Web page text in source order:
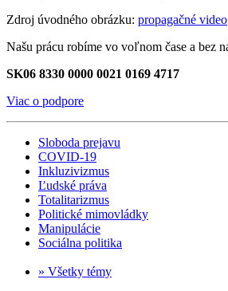
Zdroj úvodného obrázku: propagačné video
Našu prácu robíme vo voľnom čase a bez
SK06 8330 0000 0021 0169 4717
Viac o podpore
Sloboda prejavu
COVID-19
Inkluzivizmus
Ľudské práva
Totalitarizmus
Politické mimovládky
Manipulácie
Sociálna politika
» Všetky témy